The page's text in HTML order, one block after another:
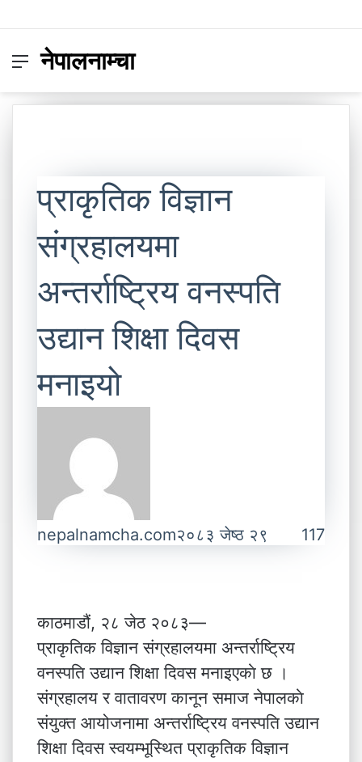
Menu
नेपालनाम्चा
प्राकृतिक विज्ञान
संग्रहालयमा
अन्तर्राष्ट्रिय वनस्पति
उद्यान शिक्षा दिवस
मनाइयाे
nepalnamcha.com२०८३ जेष्ठ २९ 117
काठमाडौं, २८ जेठ २०८३—
प्राकृतिक विज्ञान संग्रहालयमा अन्तर्राष्ट्रिय
वनस्पति उद्यान शिक्षा दिवस मनाइएकाे छ ।
संग्रहालय र वातावरण कानून समाज नेपालकाे
संयुक्त आयोजनामा अन्तर्राष्ट्रिय वनस्पति उद्यान
शिक्षा दिवस स्वयम्भूस्थित प्राकृतिक विज्ञान